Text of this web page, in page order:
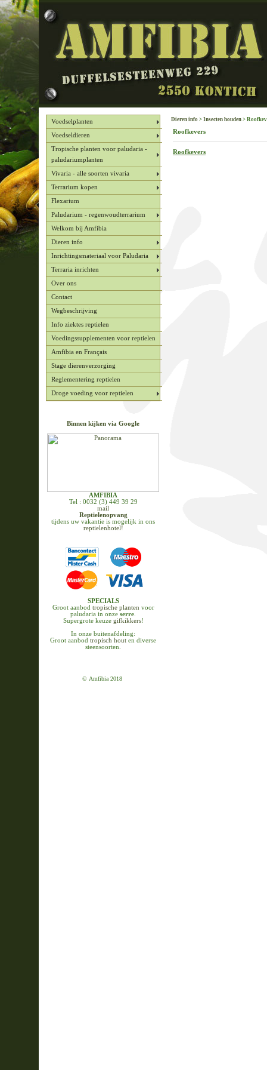
Voedselplanten
Voedseldieren
Tropische planten voor paludaria -
paludariumplanten
Vivaria - alle soorten vivaria
Terrarium kopen
Flexarium
Paludarium - regenwoudterrarium
Welkom bij Amfibia
Dieren info
Inrichtingsmateriaal voor Paludaria
Terraria inrichten
Over ons
Contact
Wegbeschrijving
Info ziektes reptielen
Voedingssupplementen voor reptielen
Amfibia en Français
Stage dierenverzorging
Reglementering reptielen
Droge voeding voor reptielen
Binnen kijken via Google
AMFIBIA
Tel : 0032 (3) 449 39 29
mail
Reptielenopvang
tijdens uw vakantie is mogelijk in ons
reptielenhotel!
SPECIALS
Groot aanbod tropische planten voor
paludaria in onze serre
Supergrote keuze gifkikkers!
In onze buitenafdeling:
Groot aanbod tropisch hout en diverse
steensoorten.
© Amfibia 2018
Dieren info > Insecten houden >
Roofkevers
Roofkevers